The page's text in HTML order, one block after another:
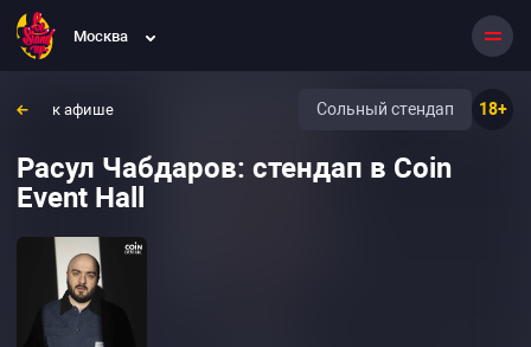
Москва
к афише 18+
Сольный стендап
Расул Чабдаров: стендап в Coin
Event Hall